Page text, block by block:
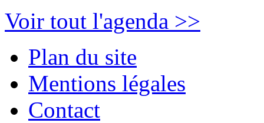
Voir tout l'agenda >>
Plan du site
Mentions légales
Contact